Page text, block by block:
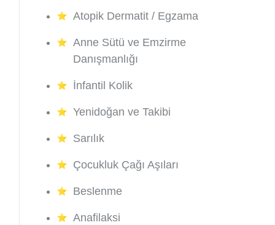
Atopik Dermatit / Egzama
Anne Sütü ve Emzirme
Danışmanlığı
İnfantil Kolik
Yenidoğan ve Takibi
Sarılık
Çocukluk Çağı Aşıları
Beslenme
Anafilaksi